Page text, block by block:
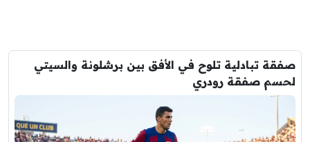
صفقة تبادلية تلوح في الأفق بين برشلونة والسيتي
لحسم صفقة رودري